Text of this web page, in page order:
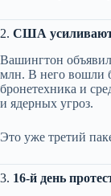
2. США
Вашингтон
млн. В него вошли
бронетехника и
и ядерных угроз.
Это уже третий
3. 16-й день